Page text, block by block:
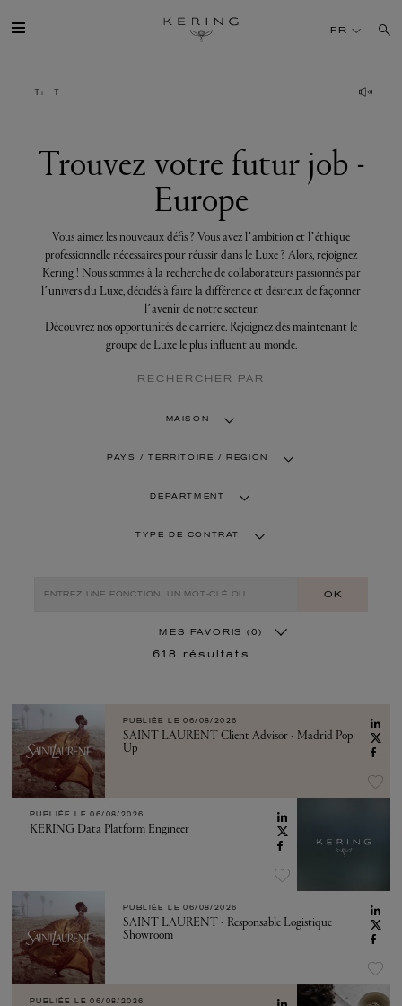
votre
futur
DÉV. DURABLE
FINANCE
PRESSE
FR
Trouvez votre futur job -
Europe
Vous aimez les nouveaux défis ? Vous avez l’ambition et l’éthique
professionnelle nécessaires pour réussir dans le Luxe ? Alors, rejoignez
Kering ! Nous sommes à la recherche de collaborateurs passionnés par
l’univers du Luxe, décidés à faire la différence et désireux de façonner
l’avenir de notre secteur.
Découvrez nos opportunités de carrière. Rejoignez dès maintenant le
groupe de Luxe le plus influent au monde.
RECHERCHER PAR
MAISON
PAYS / TERRITOIRE / RÉGION
DEPARTMENT
TYPE DE CONTRAT
OK
MES FAVORIS (0)
618 résultats
PUBLIÉE LE 06/08/2026
SAINT LAURENT Client Advisor - Madrid Pop
Up
PUBLIÉE LE 06/08/2026
KERING Data Platform Engineer
PUBLIÉE LE 06/08/2026
SAINT LAURENT - Responsable Logistique
Showroom
PUBLIÉE LE 06/08/2026